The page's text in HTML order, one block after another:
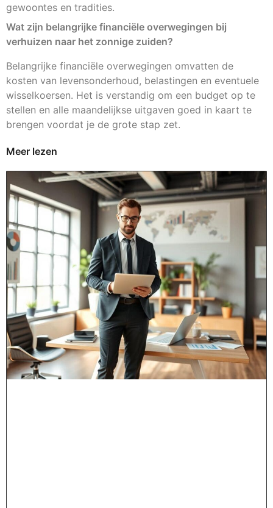
gewoontes en tradities.
Wat zijn belangrijke financiële overwegingen bij
verhuizen naar het zonnige zuiden?
Belangrijke financiële overwegingen omvatten de
kosten van levensonderhoud, belastingen en eventuele
wisselkoersen. Het is verstandig om een budget op te
stellen en alle maandelijkse uitgaven goed in kaart te
brengen voordat je de grote stap zet.
Meer lezen